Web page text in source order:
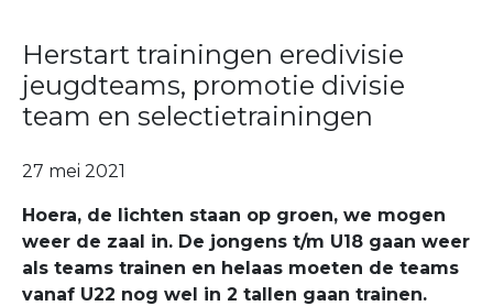
Herstart trainingen eredivisie
jeugdteams, promotie divisie
team en selectietrainingen
27 mei 2021
Hoera, de lichten staan op groen, we mogen
weer de zaal in. De jongens t/m U18 gaan weer
als teams trainen en helaas moeten de teams
vanaf U22 nog wel in 2 tallen gaan trainen.